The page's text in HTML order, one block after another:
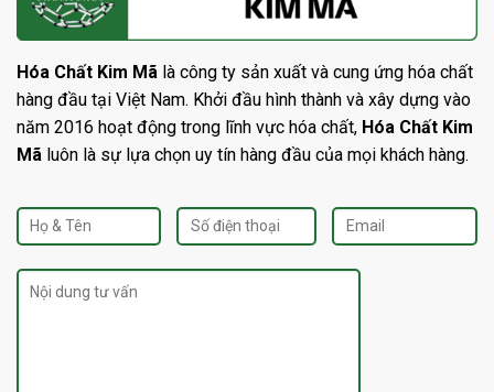
Hóa Chất Kim Mã là công ty sản xuất và cung ứng hóa chất
hàng đầu tại Việt Nam. Khởi đầu hình thành và xây dựng vào
năm 2016 hoạt động trong lĩnh vực hóa chất, Hóa Chất Kim
Mã luôn là sự lựa chọn uy tín hàng đầu của mọi khách hàng.